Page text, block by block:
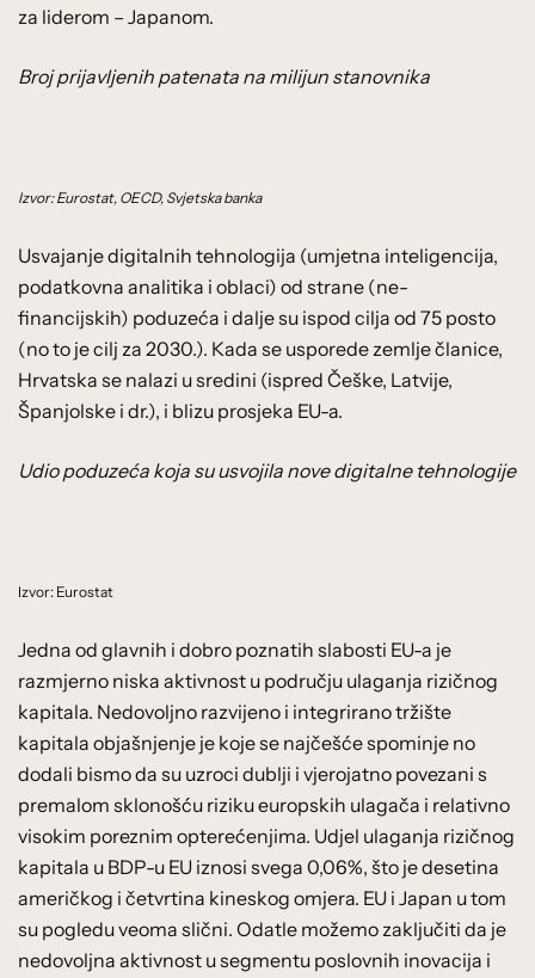
za liderom – Japanom.
Broj prijavljenih patenata na milijun stanovnika
Izvor: Eurostat, OECD, Svjetska banka
Usvajanje digitalnih tehnologija (umjetna inteligencija,
podatkovna analitika i oblaci) od strane (ne-
financijskih) poduzeća i dalje su ispod cilja od 75 posto
(no to je cilj za 2030.). Kada se usporede zemlje članice,
Hrvatska se nalazi u sredini (ispred Češke, Latvije,
Španjolske i dr.), i blizu prosjeka EU-a.
Udio poduzeća koja su usvojila nove digitalne tehnologije
Izvor: Eurostat
Jedna od glavnih i dobro poznatih slabosti EU-a je
razmjerno niska aktivnost u području ulaganja rizičnog
kapitala. Nedovoljno razvijeno i integrirano tržište
kapitala objašnjenje je koje se najčešće spominje no
dodali bismo da su uzroci dublji i vjerojatno povezani s
premalom sklonošću riziku europskih ulagača i relativno
visokim poreznim opterećenjima. Udjel ulaganja rizičnog
kapitala u BDP-u EU iznosi svega 0,06%, što je desetina
američkog i četvrtina kineskog omjera. EU i Japan u tom
su pogledu veoma slični. Odatle možemo zaključiti da je
nedovoljna aktivnost u segmentu poslovnih inovacija i